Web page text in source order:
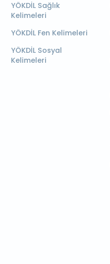
YÖKDİL Sağlık
Kelimeleri
YÖKDİL Fen Kelimeleri
YÖKDİL Sosyal
Kelimeleri